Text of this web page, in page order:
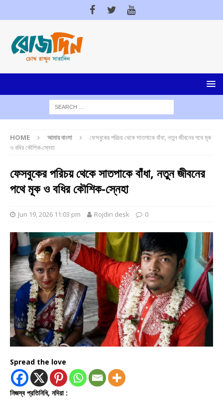
HOME আমার বাংলা
ফেসবুকের পরিচয় থেকে সাতপাকে বাঁধা, নতুন জীবনের পথে মূক
ও বধির কৌশিক-স্নেহা
ফেসবুকের পরিচয় থেকে সাতপাকে বাঁধা, নতুন জীবনের
পথে মূক ও বধির কৌশিক-স্নেহা
Jun 19, 2026 11:03 pm Rojdin desk 0
Spread the love
নিজস্ব প্রতিনিধি, নদিয়া :